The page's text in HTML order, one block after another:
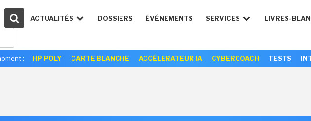
ACTUALITÉS DOSSIERS ÉVÉNEMENTS SERVICES LIVRES-
: HP POLY CARTE BLANCHE ACCÉLERATEUR IA CYBERCOACH TESTS